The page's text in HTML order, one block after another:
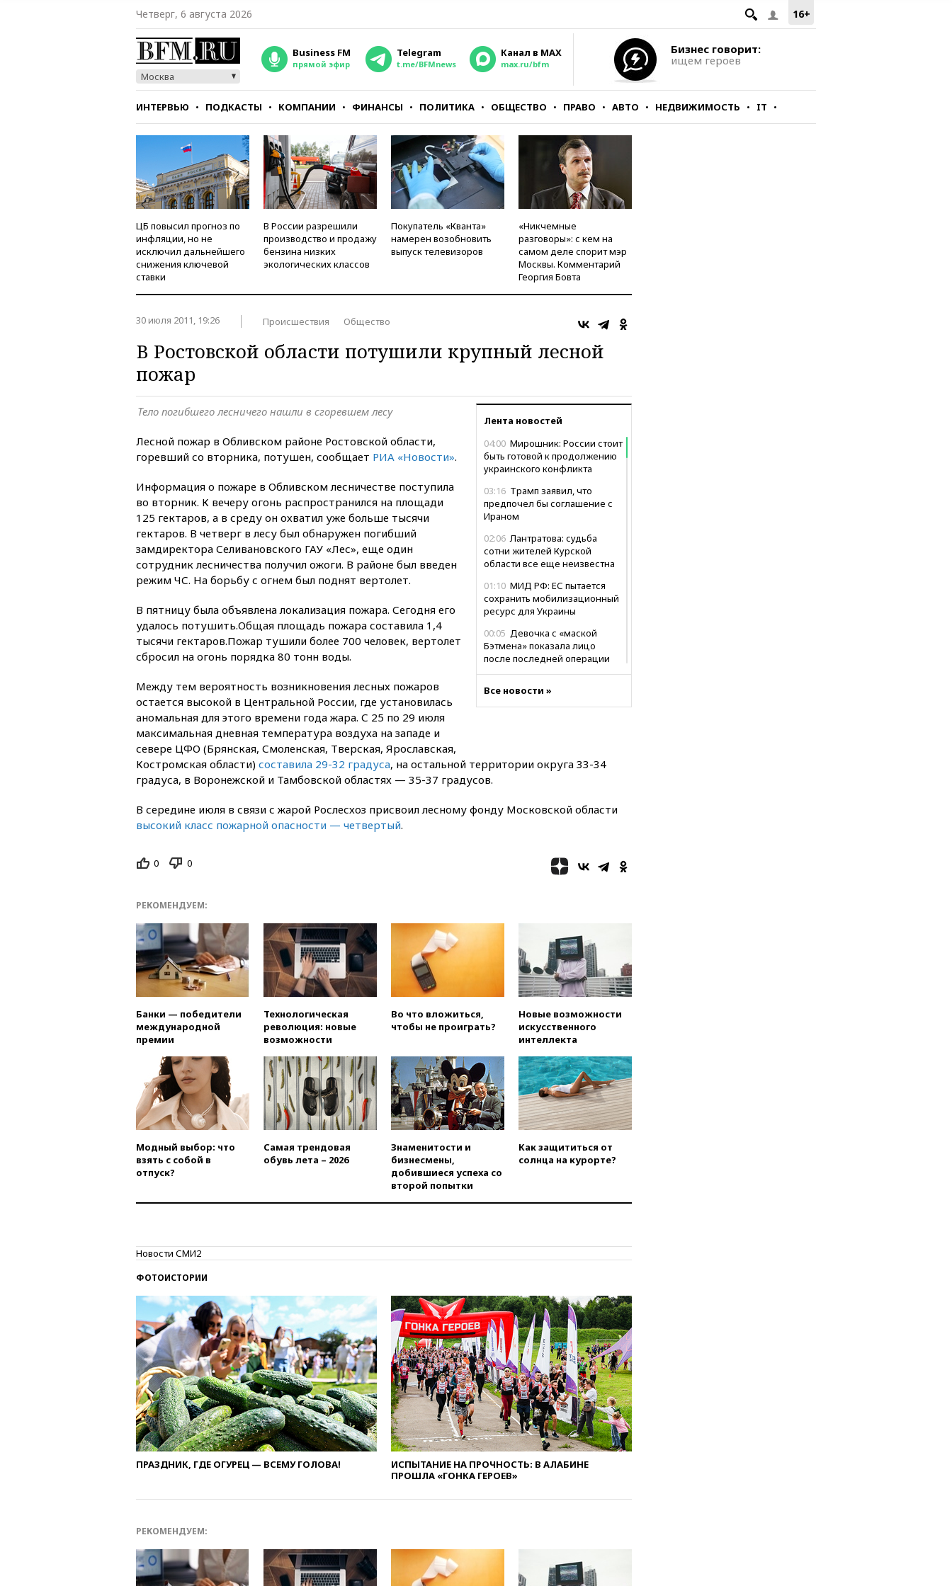
16+
Четверг, 6 августа 2026
Москва
Business FM
прямой эфир
Telegram
t.me/BFMnews
Канал в MAX
max.ru/bfm
Бизнес говорит:
ищем героев
ИНТЕРВЬЮ ПОДКАСТЫ КОМПАНИИ ФИНАНСЫ ПОЛИТИКА ОБЩЕСТВО ПРАВО АВТО НЕДВИЖИМОСТЬ IT
СТИЛЬ ТЕСТЫ
ЦБ повысил прогноз по
инфляции, но не
исключил дальнейшего
снижения ключевой
ставки
В России разрешили
производство и продажу
бензина низких
экологических классов
Покупатель «Кванта»
намерен возобновить
выпуск телевизоров
«Никчемные
разговоры»: с кем на
самом деле спорит мэр
Москвы. Комментарий
Георгия Бовта
30 июля 2011, 19:26 Происшествия Общество
В Ростовской области потушили крупный лесной
пожар
Лента новостей
04:00 Мирошник: России стоит
быть готовой к продолжению
украинского конфликта
03:16 Трамп заявил, что
предпочел бы соглашение с
Ираном
02:06 Лантратова: судьба
сотни жителей Курской
области все еще неизвестна
01:10 МИД РФ: ЕС пытается
сохранить мобилизационный
ресурс для Украины
00:05 Девочка с «маской
Бэтмена» показала лицо
после последней операции
историка Артема Кирпиченка
арестовали в Израиле
вчера, 23:00
Пост Дмитриева в
X о миграционном кризисе в
просмотров
означает прекращения
производства телевизоров в
вагонов сошли с рельсов в
Оренбургской области
вчера, 22:22
Минфин: в июле
выросли нефтегазовые
доходы российского бюджета
согласовал первый стандарт
исламского банкинга
«Интервидения»
подтвердили, что конкурс
пройдет в Саудовской Аравии
вчера, 21:35Машков: в РФ
подготовили концепцию
искусства до 2035 года
вчера, 21:21
Машковым 150-летие Союза
47 из 50 штатов США
вчера, 20:35ПВО за 12 часов
сбила 200 украинских
беспилотников
вчера, 20:20Третий комплект
золотых медалей выиграли на
ЧЕ российские синхронистки
вчера, 20:15ТАСС: жизни
главы «Уралдронзавода»
после взрыва ничего не
угрожает
вчера, 20:08
уступкам
Все новости »
Тело погибшего лесничего нашли в сгоревшем лесу
Лесной пожар в Обливском районе Ростовской области,
горевший со вторника, потушен, сообщает РИА «Новости».
Информация о пожаре в Обливском лесничестве поступила
во вторник. К вечеру огонь распространился на площади
125 гектаров, а в среду он охватил уже больше тысячи
гектаров. В четверг в лесу был обнаружен погибший
замдиректора Селивановского ГАУ «Лес», еще один
сотрудник лесничества получил ожоги. В районе был введен
режим ЧС. На борьбу с огнем был поднят вертолет.
В пятницу была объявлена локализация пожара. Сегодня его
удалось потушить.Общая площадь пожара составила 1,4
тысячи гектаров.Пожар тушили более 700 человек, вертолет
сбросил на огонь порядка 80 тонн воды.
Между тем вероятность возникновения лесных пожаров
остается высокой в Центральной России, где установилась
аномальная для этого времени года жара. С 25 по 29 июля
максимальная дневная температура воздуха на западе и
севере ЦФО (Брянская, Смоленская, Тверская, Ярославская,
Костромская области) составила 29-32 градуса, на остальной территории округа 33-34
градуса, в Воронежской и Тамбовской областях — 35-37 градусов.
В середине июля в связи с жарой Рослесхоз присвоил лесному фонду Московской области
высокий класс пожарной опасности — четвертый.
0 0
РЕКОМЕНДУЕМ:
Банки — победители
международной
премии
Технологическая
революция: новые
возможности
Во что вложиться,
чтобы не проиграть?
Новые возможности
искусственного
интеллекта
Модный выбор: что
взять с собой в
отпуск?
Самая трендовая
обувь лета – 2026
Знаменитости и
бизнесмены,
добившиеся успеха со
второй попытки
Как защититься от
солнца на курорте?
Новости СМИ2
ФОТОИСТОРИИ
ПРАЗДНИК, ГДЕ ОГУРЕЦ — ВСЕМУ ГОЛОВА!
ИСПЫТАНИЕ НА ПРОЧНОСТЬ: В АЛАБИНЕ
ПРОШЛА «ГОНКА ГЕРОЕВ»
РЕКОМЕНДУЕМ: